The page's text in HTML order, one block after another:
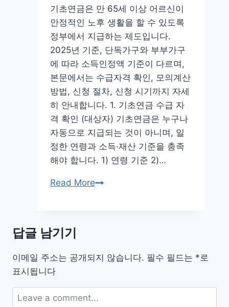
로
드
사
이
트
바
로
가
기
무
료
설
기초연금은 만 65세 이상 어르신이
안정적인 노후 생활을 할 수 있도록
정부에서 지급하는 제도입니다.
2025년 기준, 단독가구와 부부가구
에 따라 소득인정액 기준이 다르며,
본문에서는 수급자격 확인, 모의계산
방법, 신청 절차, 신청 시기까지 자세
히 안내합니다. 1. 기초연금 수급 자
격 확인 (대상자) 기초연금은 누구나
자동으로 지급되는 것이 아니며, 일
정한 연령과 소득·재산 기준을 충족
해야 합니다. 1) 연령 기준 2)…
Read More기
자
답글 남기기
이메일 주소는 공개되지 않습니다. 필수 필드는 * 로
표시됩니다